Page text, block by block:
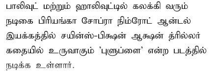
பாலிவுட் மற்றும் ஹாலிவுட்டில் கலக்கி வரும்
நடிகை பிரியங்கா சோப்ரா நிம்ரோட் ஆன்டல்
இயக்கத்தில் சயின்ஸ்-பிக்ஷன் ஆக்ஷன் த்ரில்லர்
கதையில் உருவாகும் 'புளுப்ளை' என்ற படத்தில்
நடிக்க உள்ளார்.